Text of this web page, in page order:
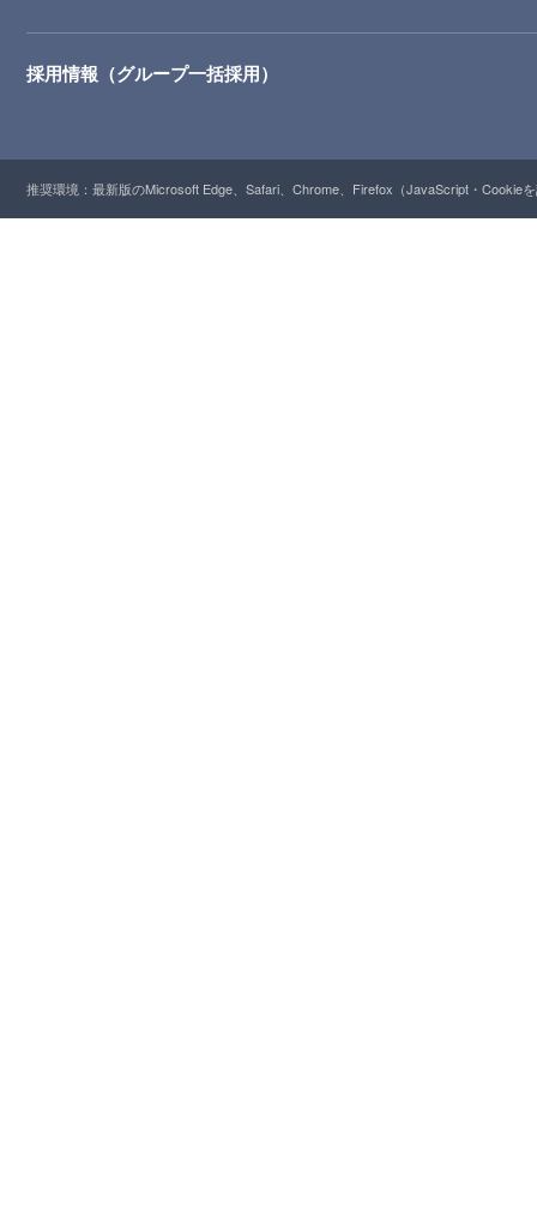
採用情報（グループ一括採用）
推奨環境：最新版のMicrosoft Edge、Safari、Chrome、Firefox（JavaScript・Cookie